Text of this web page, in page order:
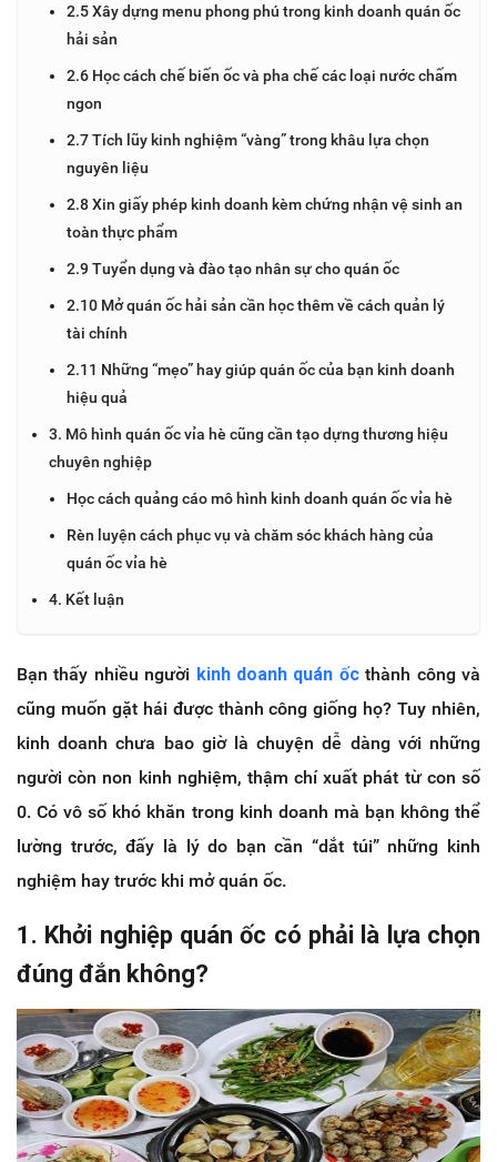
2.5 Xây dựng menu phong phú trong kinh doanh quán ốc
hải sản
2.6 Học cách chế biến ốc và pha chế các loại nước chấm
ngon
2.7 Tích lũy kinh nghiệm “vàng” trong khâu lựa chọn
nguyên liệu
2.8 Xin giấy phép kinh doanh kèm chứng nhận vệ sinh an
toàn thực phẩm
2.9 Tuyển dụng và đào tạo nhân sự cho quán ốc
2.10 Mở quán ốc hải sản cần học thêm về cách quản lý
tài chính
2.11 Những “mẹo” hay giúp quán ốc của bạn kinh doanh
hiệu quả
3. Mô hình quán ốc vỉa hè cũng cần tạo dựng thương hiệu
chuyên nghiệp
Học cách quảng cáo mô hình kinh doanh quán ốc vỉa hè
Rèn luyện cách phục vụ và chăm sóc khách hàng của
quán ốc vỉa hè
4. Kết luận
Bạn thấy nhiều người kinh doanh quán ốcthành công và
cũng muốn gặt hái được thành công giống họ? Tuy nhiên,
kinh doanh chưa bao giờ là chuyện dễ dàng với những
người còn non kinh nghiệm, thậm chí xuất phát từ con số
0. Có vô số khó khăn trong kinh doanh mà bạn không thể
lường trước, đấy là lý do bạn cần “dắt túi” những kinh
nghiệm hay trước khi mở quán ốc.
1. Khởi nghiệp quán ốc có phải là lựa chọn
đúng đắn không?